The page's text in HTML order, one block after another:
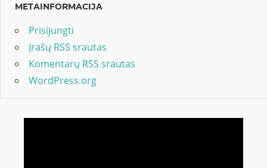
METAINFORMACIJA
Prisijungti
Įrašų RSS srautas
Komentarų RSS srautas
WordPress.org